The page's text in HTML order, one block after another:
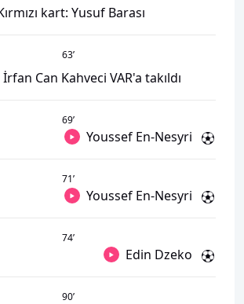
kart: Yusuf Barası
63’
Can Kahveci VAR'a takıldı
69’
Youssef En-Nesyri
71’
Youssef En-Nesyri
74’
Edin Dzeko
90’